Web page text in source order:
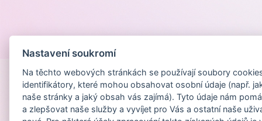
Nastavení soukromí
Na těchto webových stránkách se používají soubory
identifikátory, které mohou obsahovat osobní údaje (např.
naše stránky a jaký obsah vás zajímá). Tyto údaje nám
a zlepšovat naše služby a vyvíjet pro Vás a ostatní naše